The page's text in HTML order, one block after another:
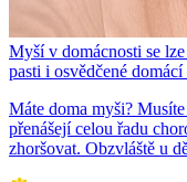
Myší v domácnosti se
pasti i osvědčené
Máte doma myši?
přenášejí celou řadu
zhoršovat. Obzvláště u